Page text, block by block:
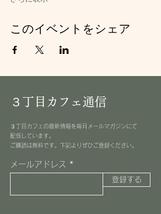
このイベントをシェア
３丁目カフェ通信
３丁目カフェの最新情報を毎月メールマガジンにて
配信しています。
​ご購読は無料です。下記よりぜひご登録ください。
メールアドレス
登録する